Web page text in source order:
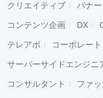
クリエイティブ バナー
コンテンツ企画 DX
テレアポ コーポレート
サーバーサイドエンジニ
コンサルタント ファ